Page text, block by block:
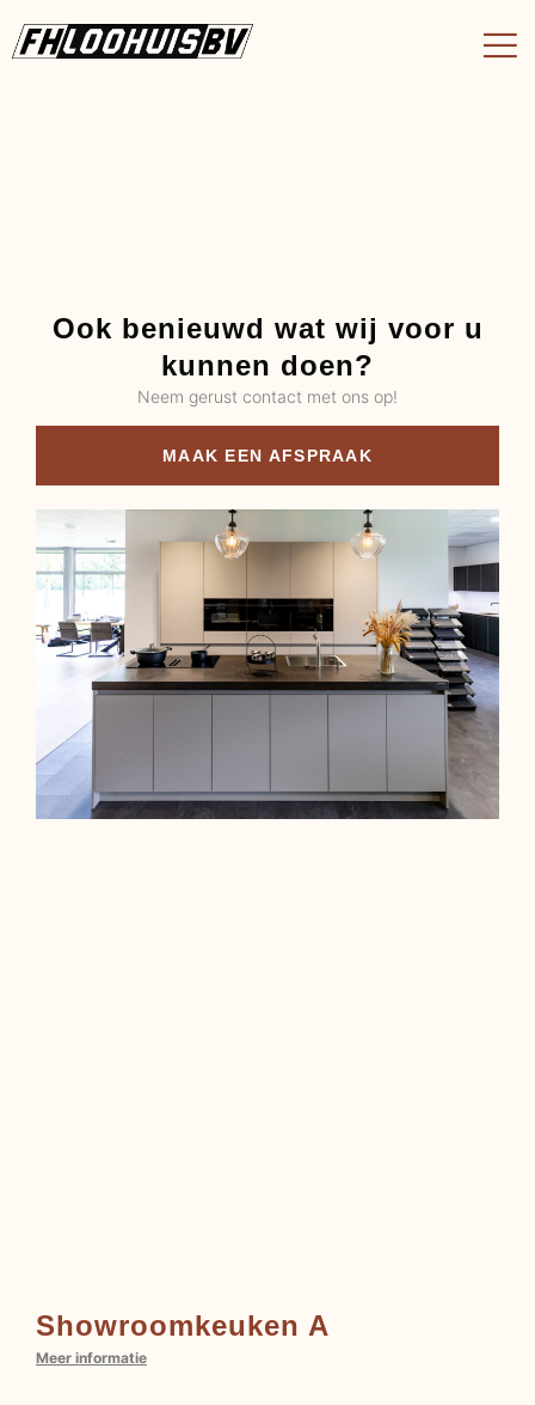
Showroomkeuken A
Meer informatie
Ook benieuwd wat wij voor u
kunnen doen?
Neem gerust contact met ons op!
MAAK EEN AFSPRAAK